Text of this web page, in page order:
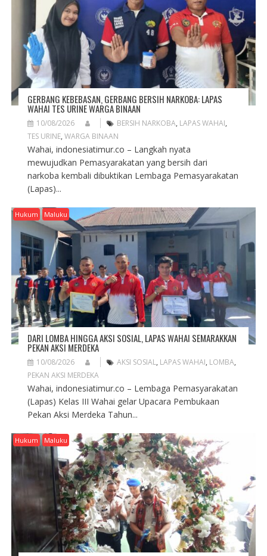
GERBANG KEBEBASAN, GERBANG BERSIH NARKOBA: LAPAS
WAHAI TES URINE WARGA BINAAN
10/08/2026 BERSIH NARKOBA, LAPAS WAHAI,
TES URINE, WARGA BINAAN
Wahai, indonesiatimur.co – Langkah nyata
mewujudkan Pemasyarakatan yang bersih dari
narkoba kembali dibuktikan Lembaga Pemasyarakatan
(Lapas)...
Hukum Maluku
DARI LOMBA HINGGA AKSI SOSIAL, LAPAS WAHAI SEMARAKKAN
PEKAN AKSI MERDEKA
10/08/2026 AKSI SOSIAL, LAPAS WAHAI, LOMBA,
PEKAN AKSI MERDEKA
Wahai, indonesiatimur.co – Lembaga Pemasyarakatan
(Lapas) Kelas III Wahai gelar Upacara Pembukaan
Pekan Aksi Merdeka Tahun...
Hukum Maluku